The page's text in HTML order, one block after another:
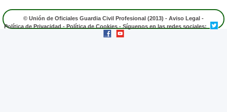
© Unión de Oficiales Guardia Civil Profesional (2013) - Aviso Legal -
Política de Privacidad - Política de Cookies - Síguenos en las redes sociales: